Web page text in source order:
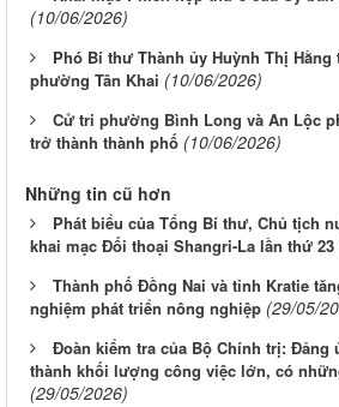
(10/06/2026)
Phó Bí thư Thành ủy Huỳnh Thị
phường Tân Khai (10/06/2026)
Cử tri phường Bình Long và An Lộc
trở thành thành phố (10/06/2026)
Những tin cũ hơn
Phát biểu của Tổng Bí thư, Chủ tịch
khai mạc Đối thoại Shangri-La lần thứ 23
Thành phố Đồng Nai và tỉnh Kratie
nghiệm phát triển nông nghiệp (29/05/
Đoàn kiểm tra của Bộ Chính trị: Đảng
thành khối lượng công việc lớn, có
(29/05/2026)